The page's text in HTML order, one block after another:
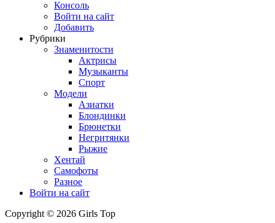
Консоль
Войти на сайт
Добавить
Рубрики
Знаменитости
Актрисы
Музыканты
Спорт
Модели
Азиатки
Блондинки
Брюнетки
Негритянки
Рыжие
Хентай
Самофоты
Разное
Войти на сайт
Copyright © 2026 Girls Top